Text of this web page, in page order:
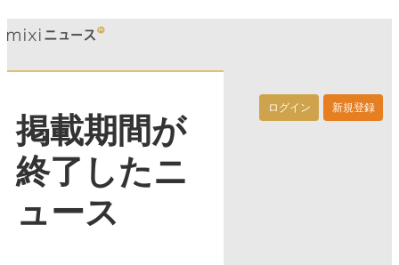
ログイン 新規登録
掲載期間が
終了したニ
ュース